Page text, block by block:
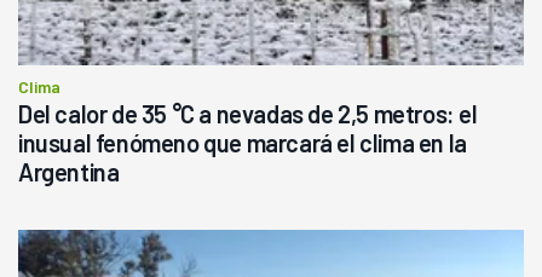
Clima
Del calor de 35 °C a nevadas de 2,5 metros: el
inusual fenómeno que marcará el clima en la
Argentina